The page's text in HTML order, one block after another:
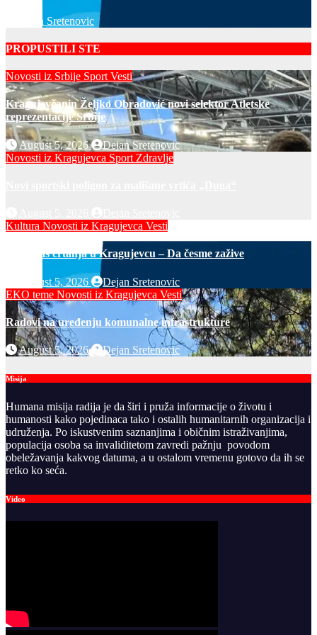
Dejan Sretenovic
PROPUSTILI STE
Novosti iz Srbije Sport Vesti
Kragujevčanin Željko Obradović novi selektor Atletske
reprezentacije Srbije
August 5, 2026
Dejan Sretenovic
Novosti iz Kragujevca Sport Zdravlje
Kultura Novosti iz Kragujevca Vesti
Javni čas crtanja u Kragujevcu – Da česme zažive
August 5, 2026
Dejan Sretenovic
EKO teme Novosti iz Kragujevca Vesti
Radovi na uređenju komunalne infrastrukture
August 5, 2026 Dejan Sretenovic
Misija
Humana misija radija je da širi i pruža informacije o životu i
humanosti kako pojedinaca tako i ostalih humanitarnih organizacija i
udruženja. Po iskustvenim saznanjima i običnim istraživanjima,
populacija osoba sa invaliditetom zavredi pažnju povodom
obeležavanja kakvog datuma, a u ostalom vremenu gotovo da ih se
retko ko seća.
Video